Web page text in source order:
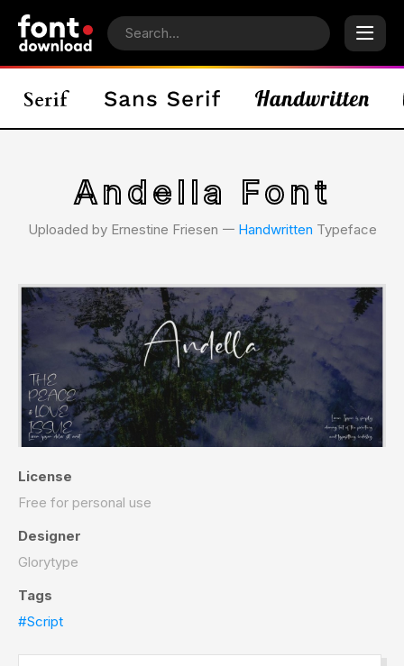
Andella Font
Uploaded by Ernestine Friesen 𑁋 Handwritten Typeface
License
Free for personal use
Designer
Glorytype
Tags
#Script